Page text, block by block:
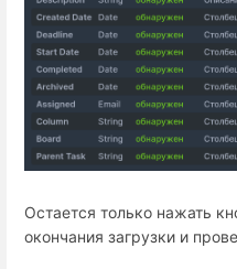
Остается только нажать
окончания загрузки и